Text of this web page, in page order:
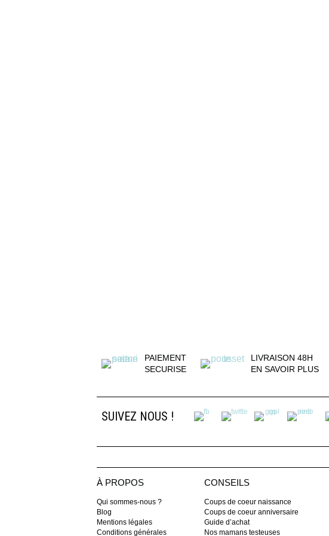
PAIEMENT
SECURISE
LIVRAISON 48H
EN SAVOIR PLUS
SUIVEZ NOUS !
À PROPOS
Qui sommes-nous ?
Blog
Mentions légales
Conditions générales
CONSEILS
Coups de coeur naissance
Coups de coeur anniversaire
Guide d’achat
Nos mamans testeuses